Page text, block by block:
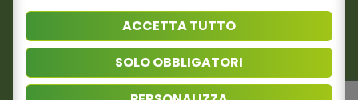
SEGUICI SU
ACCETTA TUTTO
SOLO OBBLIGATORI